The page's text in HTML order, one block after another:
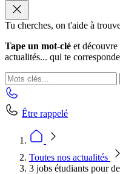
Tu cherches, on t'aide à
Tape un mot-clé et découvre
actualités... qui te
Être rappelé
Toutes nos actualités
3 jobs étudiants pour